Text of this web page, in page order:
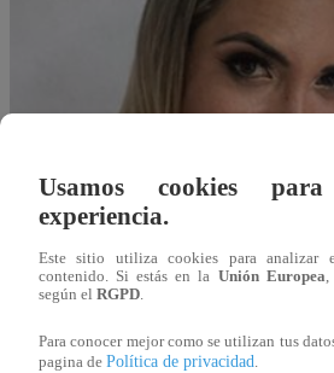
Usamos cookies
experiencia.
Este sitio utiliza cookies para analizar
contenido. Si estás en la Unión Europea,
según el RGPD.
Para conocer mejor como se utilizan tus
pagina de Política de privacidad.